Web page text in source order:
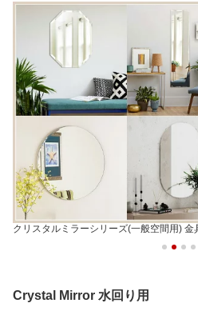
クリスタルミラーシリーズ(一般空間用) 金
Crystal Mirror 水回り用